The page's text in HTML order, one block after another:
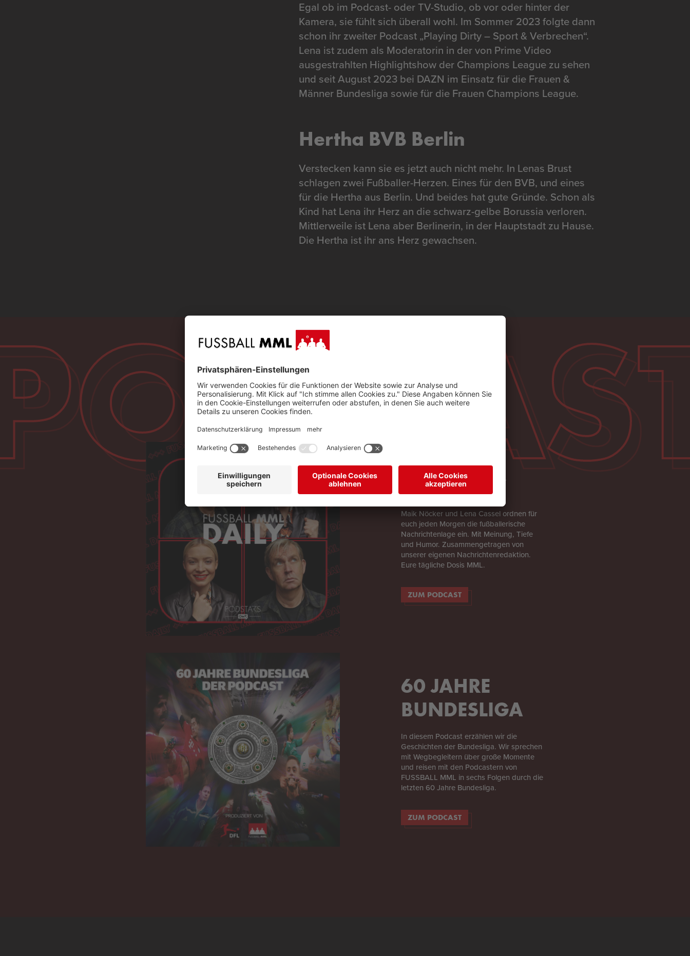
Egal ob im Podcast- oder TV-Studio, ob vor oder hinter der
Kamera, sie fühlt sich überall wohl. Im Sommer 2023 folgte dann
schon ihr zweiter Podcast „Playing Dirty – Sport & Verbrechen“.
Lena ist zudem als Moderatorin in der von Prime Video
ausgestrahlten Highlightshow der Champions League zu sehen
und seit August 2023 bei DAZN im Einsatz für die Frauen &
Männer Bundesliga sowie für die Frauen Champions League.
Hertha BVB Berlin
Verstecken kann sie es jetzt auch nicht mehr. In Lenas Brust
schlagen zwei Fußballer-Herzen. Eines für den BVB, und eines
für die Hertha aus Berlin. Und beides hat gute Gründe. Schon als
Kind hat Lena ihr Herz an die schwarz-gelbe Borussia verloren.
Mittlerweile ist Lena aber Berlinerin, in der Hauptstadt zu Hause.
Die Hertha ist ihr ans Herz gewachsen.
MML DAILY
Maik Nöcker und Lena Cassel ordnen für
euch jeden Morgen die fußballerische
Nachrichtenlage ein. Mit Meinung, Tiefe
und Humor. Zusammengetragen von
unserer eigenen Nachrichtenredaktion.
Eure tägliche Dosis MML.
ZUM PODCAST
60 JAHRE
BUNDESLIGA
In diesem Podcast erzählen wir die
Geschichten der Bundesliga. Wir sprechen
mit Wegbegleitern über große Momente
und reisen mit den Podcastern von
FUSSBALL MML in sechs Folgen durch die
letzten 60 Jahre Bundesliga.
ZUM PODCAST